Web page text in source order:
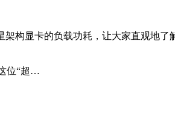
构显卡的负载功耗，让大家直观地了
位“超…